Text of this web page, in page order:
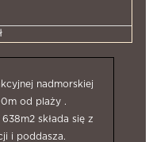
nadmorskiej
od plaży .
składa się z
i poddasza.